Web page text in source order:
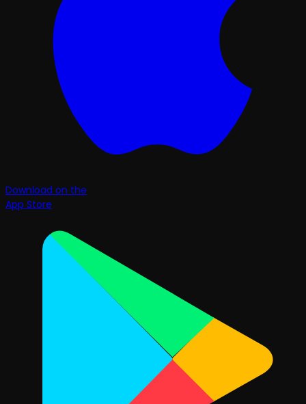
Download on the
App Store